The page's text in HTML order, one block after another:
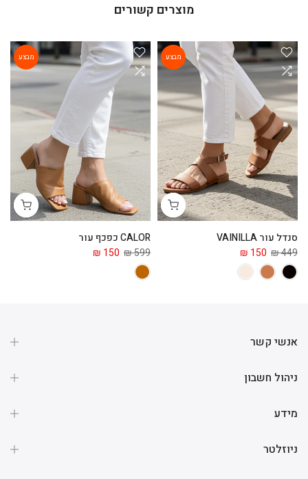
מוצרים קשורים
מבצע
סנדל עור VAINILLA
449 ₪
150 ₪
מבצע
CALOR כפכף עור
599 ₪
150 ₪
אנשי קשר
ניהול חשבון
מידע
ניוזלטר